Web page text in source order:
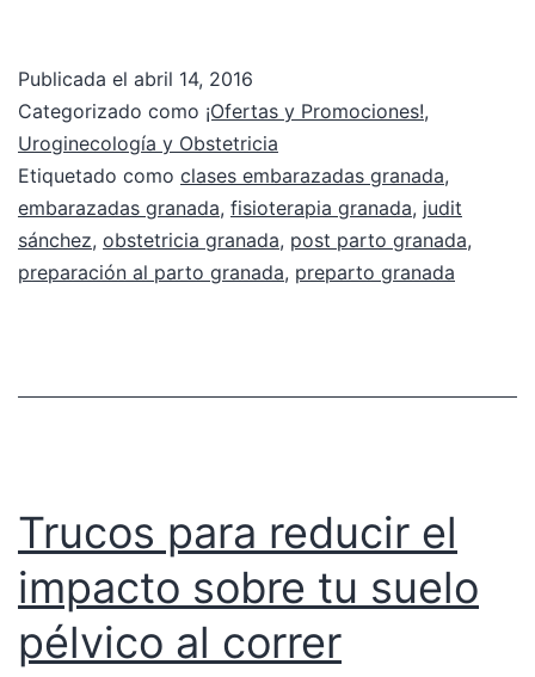
Publicada el abril 14, 2016
Categorizado como ¡Ofertas y Promociones!,
Uroginecología y Obstetricia
Etiquetado como clases embarazadas granada,
embarazadas granada, fisioterapia granada, judit
sánchez, obstetricia granada, post parto granada,
preparación al parto granada, preparto granada
Trucos para reducir el
impacto sobre tu suelo
pélvico al correr